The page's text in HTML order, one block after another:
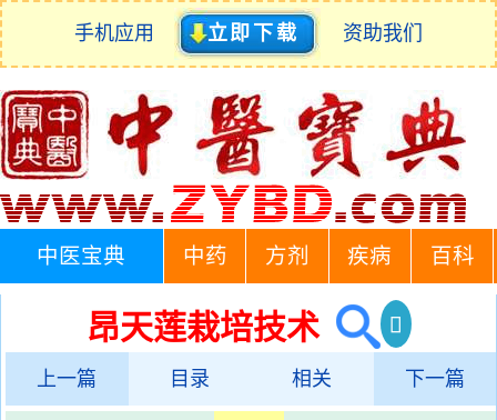
手机应用 立即下载 资助我们
中医宝典 中药 方剂 疾病 百科
昂天莲栽培技术
上一篇 目录 相关 下一篇